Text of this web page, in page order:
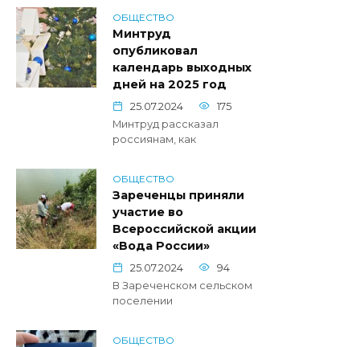
ОБЩЕСТВО
Минтруд
опубликовал
календарь выходных
дней на 2025 год
25.07.2024
175
Минтруд рассказал
россиянам, как
ОБЩЕСТВО
Зареченцы приняли
участие во
Всероссийской акции
«Вода России»
25.07.2024
94
В Зареченском сельском
поселении
ОБЩЕСТВО